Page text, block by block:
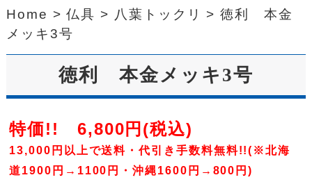
Home >仏具 > 八葉トックリ >徳利 本金
メッキ3号
徳利 本金メッキ3号
特価!! 6,800円(税込)
13,000円以上で送料・代引き手数料無料!!(※北海
道1900円→1100円・沖縄1600円→800円)